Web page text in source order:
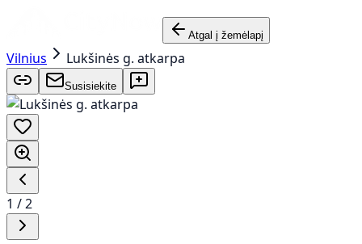
Atgal į žemėlapį
Vilnius Lukšinės g. atkarpa
Susisiekite
1 /2